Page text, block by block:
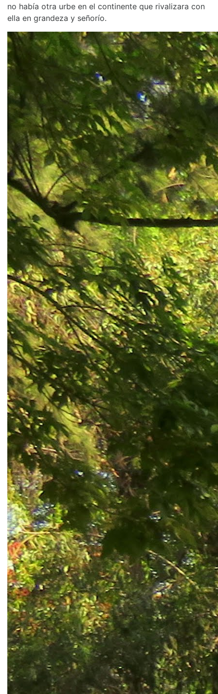
no había otra urbe en el continente que rivalizara con
ella en grandeza y señorío.